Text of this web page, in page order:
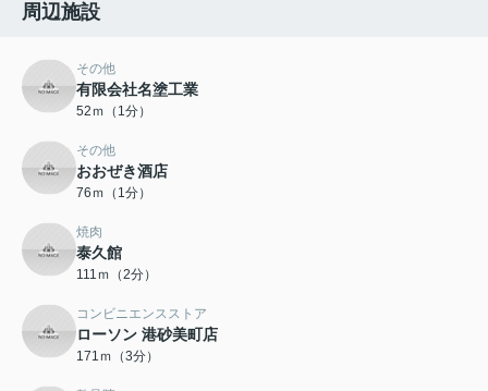
周辺施設
その他
有限会社名塗工業
52ｍ（1分）
その他
おおぜき酒店
76ｍ（1分）
焼肉
泰久館
111ｍ（2分）
コンビニエンスストア
ローソン 港砂美町店
171ｍ（3分）